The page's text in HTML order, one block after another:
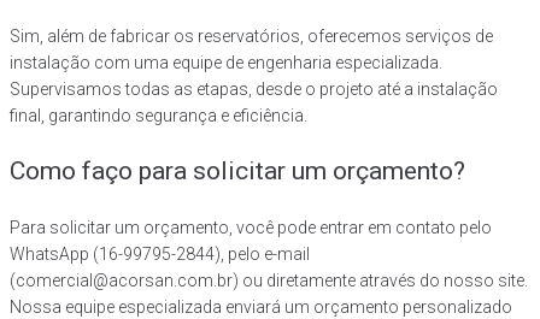
Sim, além de fabricar os reservatórios, oferecemos serviços de
instalação com uma equipe de engenharia especializada.
Supervisamos todas as etapas, desde o projeto até a instalação
final, garantindo segurança e eficiência.
Como faço para solicitar um orçamento?
Para solicitar um orçamento, você pode entrar em contato pelo
WhatsApp (16-99795-2844), pelo e-mail
(comercial@acorsan.com.br) ou diretamente através do nosso site.
Nossa equipe especializada enviará um orçamento personalizado